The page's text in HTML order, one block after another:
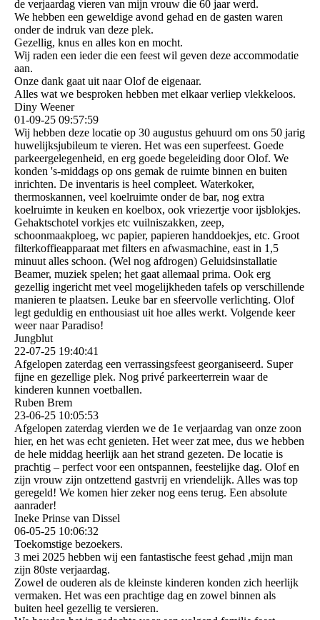
de verjaardag vieren van mijn vrouw die 60 jaar werd.
We hebben een geweldige avond gehad en de gasten waren
onder de indruk van deze plek.
Gezellig, knus en alles kon en mocht.
Wij raden een ieder die een feest wil geven deze accommodatie
aan.
Onze dank gaat uit naar Olof de eigenaar.
Alles wat we besproken hebben met elkaar verliep vlekkeloos.
Diny Weener
01-09-25 09:57:59
Wij hebben deze locatie op 30 augustus gehuurd om ons 50 jarig
huwelijksjubileum te vieren. Het was een superfeest. Goede
parkeergelegenheid, en erg goede begeleiding door Olof. We
konden 's-middags op ons gemak de ruimte binnen en buiten
inrichten. De inventaris is heel compleet. Waterkoker,
thermoskannen, veel koelruimte onder de bar, nog extra
koelruimte in keuken en koelbox, ook vriezertje voor ijsblokjes.
Gehaktschotel vorkjes etc vuilniszakken, zeep,
schoonmaakploeg, wc papier, papieren handdoekjes, etc. Groot
filterkoffieapparaat met filters en afwasmachine, east in 1,5
minuut alles schoon. (Wel nog afdrogen) Geluidsinstallatie
Beamer, muziek spelen; het gaat allemaal prima. Ook erg
gezellig ingericht met veel mogelijkheden tafels op verschillende
manieren te plaatsen. Leuke bar en sfeervolle verlichting. Olof
legt geduldig en enthousiast uit hoe alles werkt. Volgende keer
weer naar Paradiso!
Jungblut
22-07-25 19:40:41
Afgelopen zaterdag een verrassingsfeest georganiseerd. Super
fijne en gezellige plek. Nog privé parkeerterrein waar de
kinderen kunnen voetballen.
Ruben Brem
23-06-25 10:05:53
Afgelopen zaterdag vierden we de 1e verjaardag van onze zoon
hier, en het was echt genieten. Het weer zat mee, dus we hebben
de hele middag heerlijk aan het strand gezeten. De locatie is
prachtig – perfect voor een ontspannen, feestelijke dag. Olof en
zijn vrouw zijn ontzettend gastvrij en vriendelijk. Alles was top
geregeld! We komen hier zeker nog eens terug. Een absolute
aanrader!
Ineke Prinse van Dissel
06-05-25 10:06:32
Toekomstige bezoekers.
3 mei 2025 hebben wij een fantastische feest gehad ,mijn man
zijn 80ste verjaardag.
Zowel de ouderen als de kleinste kinderen konden zich heerlijk
vermaken. Het was een prachtige dag en zowel binnen als
buiten heel gezellig te versieren.